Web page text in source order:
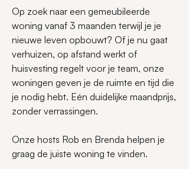
Op zoek naar een gemeubileerde
woning vanaf 3 maanden terwijl je je
nieuwe leven opbouwt? Of je nu gaat
verhuizen, op afstand werkt of
huisvesting regelt voor je team, onze
woningen geven je de ruimte en tijd die
je nodig hebt. Eén duidelijke maandprijs,
zonder verrassingen.
Onze hosts Rob en Brenda helpen je
graag de juiste woning te vinden.